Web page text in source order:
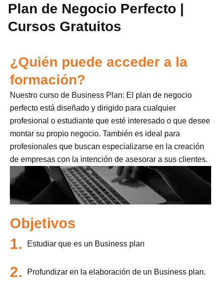
Plan de Negocio Perfecto |
Cursos Gratuitos
¿Quién puede acceder a la
formación?
Nuestro curso de Business Plan: El plan de negocio
perfecto está diseñado y dirigido para cualquier
profesional o estudiante que esté interesado o que desee
montar su propio negocio. También es ideal para
profesionales que buscan especializarse en la creación
de empresas con la intención de asesorar a sus clientes.
Objetivos
1. Estudiar que es un Business plan
2. Profundizar en la elaboración de un Business plan.